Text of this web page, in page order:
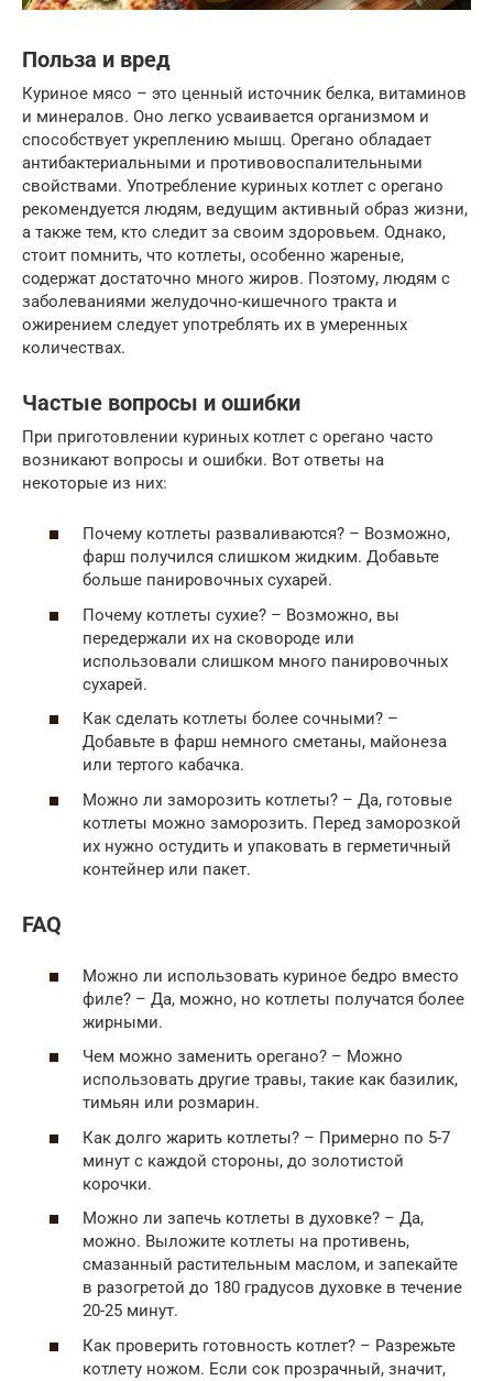
Польза и вред
Куриное мясо – это ценный источник белка, витаминов
и минералов. Оно легко усваивается организмом и
способствует укреплению мышц. Орегано обладает
антибактериальными и противовоспалительными
свойствами. Употребление куриных котлет с орегано
рекомендуется людям, ведущим активный образ жизни,
а также тем, кто следит за своим здоровьем. Однако,
стоит помнить, что котлеты, особенно жареные,
содержат достаточно много жиров. Поэтому, людям с
заболеваниями желудочно-кишечного тракта и
ожирением следует употреблять их в умеренных
количествах.
Частые вопросы и ошибки
При приготовлении куриных котлет с орегано часто
возникают вопросы и ошибки. Вот ответы на
некоторые из них:
Почему котлеты разваливаются? – Возможно,
фарш получился слишком жидким. Добавьте
больше панировочных сухарей.
Почему котлеты сухие? – Возможно, вы
передержали их на сковороде или
использовали слишком много панировочных
сухарей.
Как сделать котлеты более сочными? –
Добавьте в фарш немного сметаны, майонеза
или тертого кабачка.
Можно ли заморозить котлеты? – Да, готовые
котлеты можно заморозить. Перед заморозкой
их нужно остудить и упаковать в герметичный
контейнер или пакет.
FAQ
Можно ли использовать куриное бедро вместо
филе? – Да, можно, но котлеты получатся более
жирными.
Чем можно заменить орегано? – Можно
использовать другие травы, такие как базилик,
тимьян или розмарин.
Как долго жарить котлеты? – Примерно по 5-7
минут с каждой стороны, до золотистой
корочки.
Можно ли запечь котлеты в духовке? – Да,
можно. Выложите котлеты на противень,
смазанный растительным маслом, и запекайте
в разогретой до 180 градусов духовке в течение
20-25 минут.
Как проверить готовность котлет? – Разрежьте
котлету ножом. Если сок прозрачный, значит,